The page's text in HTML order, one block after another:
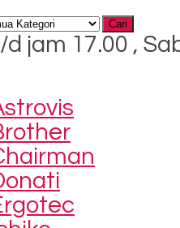
Cari
d jam 17.00 ,